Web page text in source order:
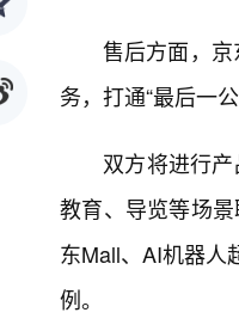
售后方面，
务，打通“最后一公
双方将进行
教育、导览等场
东Mall、AI机器人
例。